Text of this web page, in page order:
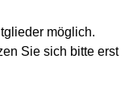
möglich.
Sie sich bitte erst